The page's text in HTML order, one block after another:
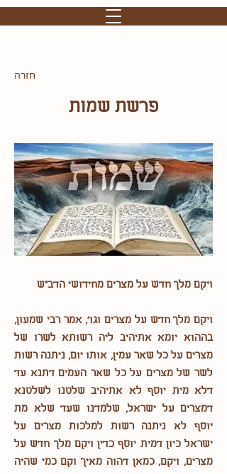
חזרה
פרשת שמות
ויקם מלך חדש על מצרים מחידושי הדב"ש
ויקם מלך חדש על מצרים וגו', אמר רבי שמעון,
בההוא יומא אתיהיב ליה רשותא לשרו של
מצרים על כל שאר עמין, אותו יום, ניתנה רשות
לשר של מצרים על כל שאר העמים דתנא עד
דלא מית יוסף לא אתיהיב שלטנו לשלטנא
דמצרים על ישראל, שלמדנו שעד שלא מת
יוסף לא ניתנה רשות למלכות מצרים על
ישראל כיון דמית יוסף כדין ויקם מלך חדש על
מצרים, ויקם, כמאן דהוה מאיך וקם כמי שהיה